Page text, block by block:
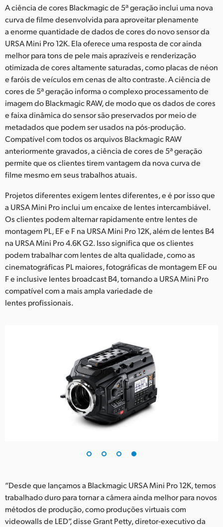
A ciência de cores Blackmagic de 5ª geração inclui uma nova
curva de filme desenvolvida para aproveitar plenamente
a enorme quantidade de dados de cores do novo sensor da
URSA Mini Pro 12K. Ela oferece uma resposta de cor ainda
melhor para tons de pele mais aprazíveis e renderização
otimizada de cores altamente saturadas, como placas de néon
e faróis de veículos em cenas de alto contraste. A ciência de
cores de 5ª geração informa o complexo processamento de
imagem do Blackmagic RAW, de modo que os dados de cores
e faixa dinâmica do sensor são preservados por meio de
metadados que podem ser usados na pós-produção.
Compatível com todos os arquivos Blackmagic RAW
anteriormente gravados, a ciência de cores de 5ª geração
permite que os clientes tirem vantagem da nova curva de
filme mesmo em seus trabalhos atuais.
Projetos diferentes exigem lentes diferentes, e é por isso que
a URSA Mini Pro inclui um encaixe de lentes intercambiável.
Os clientes podem alternar rapidamente entre lentes de
montagem PL, EF e F na URSA Mini Pro 12K, além de lentes B4
na URSA Mini Pro 4.6K G2. Isso significa que os clientes
podem trabalhar com lentes de alta qualidade, como as
cinematográficas PL maiores, fotográficas de montagem EF ou
F e inclusive lentes broadcast B4, tornando a URSA Mini Pro
compatível com a mais ampla variedade de
lentes profissionais.
“Desde que lançamos a Blackmagic URSA Mini Pro 12K, temos
trabalhado duro para tornar a câmera ainda melhor para novos
métodos de produção, como produções virtuais com
videowalls de LED”, disse Grant Petty, diretor-executivo da